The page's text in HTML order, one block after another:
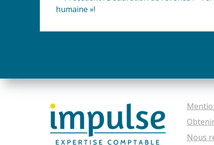
de
l’article
humaine »!
Nous